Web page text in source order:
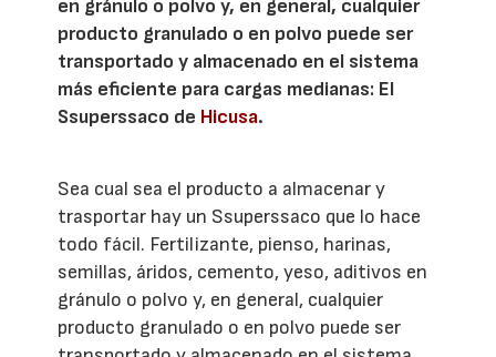
en gránulo o polvo y, en general, cualquier
producto granulado o en polvo puede ser
transportado y almacenado en el sistema
más eficiente para cargas medianas: El
Ssuperssaco de Hicusa.
Sea cual sea el producto a almacenar y
trasportar hay un Ssuperssaco que lo hace
todo fácil. Fertilizante, pienso, harinas,
semillas, áridos, cemento, yeso, aditivos en
gránulo o polvo y, en general, cualquier
producto granulado o en polvo puede ser